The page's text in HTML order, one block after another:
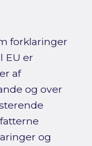
forklaringer
EU er
af
og over
og